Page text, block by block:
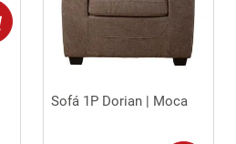
Sofá 1P Dorian | Moca